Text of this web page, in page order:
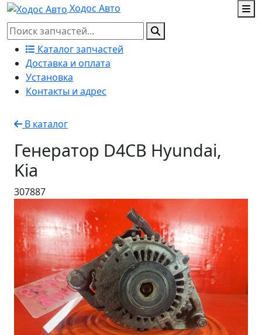
Ходос Авто
Каталог запчастей
Доставка и оплата
Установка
Контакты и адрес
В каталог
Генератор D4CB Hyundai,
Kia
307887